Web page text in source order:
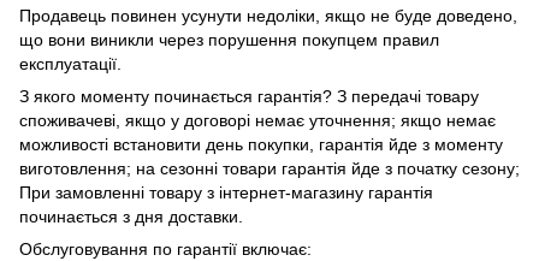
Продавець повинен усунути недоліки, якщо не буде доведено,
що вони виникли через порушення покупцем правил
експлуатації.
З якого моменту починається гарантія? З передачі товару
споживачеві, якщо у договорі немає уточнення; якщо немає
можливості встановити день покупки, гарантія йде з моменту
виготовлення; на сезонні товари гарантія йде з початку сезону;
При замовленні товару з інтернет-магазину гарантія
починається з дня доставки.
Обслуговування по гарантії включає: